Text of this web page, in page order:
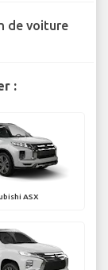
de voiture
:
ASX